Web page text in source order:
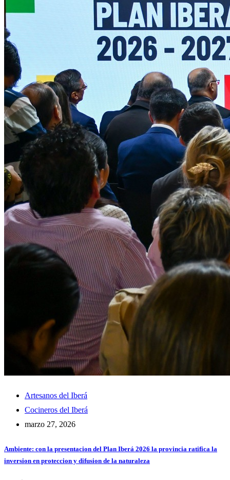
Artesanos del Iberá
Cocineros del Iberá
marzo 27, 2026
Ambiente: con la presentacion del Plan Iberá 2026 la provincia ratifica la
inversion en proteccion y difusion de la naturaleza